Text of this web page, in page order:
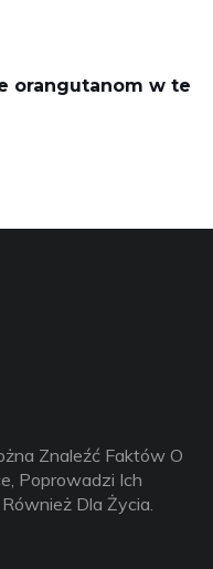
orangutanom w te
Znaleźć Faktów O
Poprowadzi Ich
Dla Życia.